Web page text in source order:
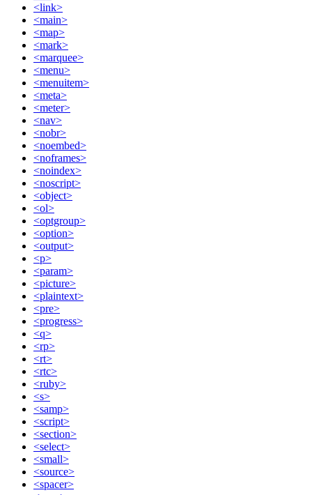
<link>
<main>
<map>
<mark>
<marquee>
<menu>
<menuitem>
<meta>
<meter>
<nav>
<nobr>
<noembed>
<noframes>
<noindex>
<noscript>
<object>
<ol>
<optgroup>
<option>
<output>
<p>
<param>
<picture>
<plaintext>
<pre>
<progress>
<q>
<rp>
<rt>
<rtc>
<ruby>
<s>
<samp>
<script>
<section>
<select>
<small>
<source>
<spacer>